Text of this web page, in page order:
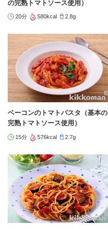
の完熟トマトソース使用）
20分 580kcal 2.8g
ベーコンのトマトパスタ（基本の
完熟トマトソース使用）
15分 576kcal 2.7g